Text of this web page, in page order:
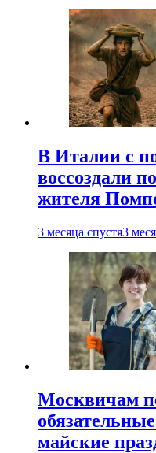
В Италии с
воссоздали
жителя
3 месяца спустя3
Москвичам
майские